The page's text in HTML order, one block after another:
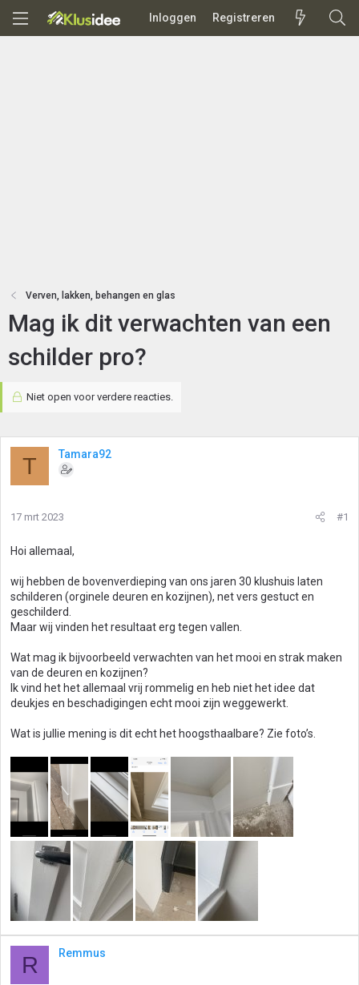
Inloggen Registreren
Verven, lakken, behangen en glas
Mag ik dit verwachten van een
schilder pro?
Niet open voor verdere reacties.
T Tamara92
17 mrt 2023 #1
Hoi allemaal,
wij hebben de bovenverdieping van ons jaren 30 klushuis laten
schilderen (orginele deuren en kozijnen), net vers gestuct en
geschilderd.
Maar wij vinden het resultaat erg tegen vallen.
Wat mag ik bijvoorbeeld verwachten van het mooi en strak maken
van de deuren en kozijnen?
Ik vind het het allemaal vrij rommelig en heb niet het idee dat
deukjes en beschadigingen echt mooi zijn weggewerkt.
Wat is jullie mening is dit echt het hoogsthaalbare? Zie foto’s.
R Remmus